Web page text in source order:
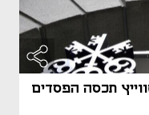
תכסה הפסדים